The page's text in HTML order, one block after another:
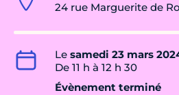
24 rue Marguerite de
Le samedi 23 mars
De 11 h à 12 h 30
Évènement terminé